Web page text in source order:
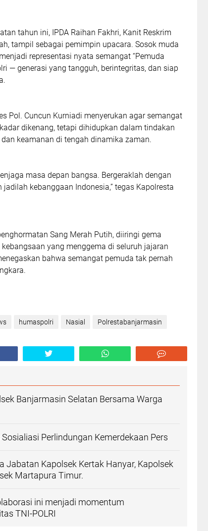
tahun ini, IPDA Raihan Fakhri, Kanit Reskrim
, tampil sebagai pemimpin upacara. Sosok muda
representasi nyata semangat “Pemuda
— generasi yang tangguh, berintegritas, dan siap
Pol. Cuncun Kurniadi menyerukan agar semangat
dikenang, tetapi dihidupkan dalam tindakan
keamanan di tengah dinamika zaman.
masa depan bangsa. Bergeraklah dengan
jadilah kebanggaan Indonesia,” tegas Kapolresta
Sang Merah Putih, diiringi gema
yang menggema di seluruh jajaran
bahwa semangat pemuda tak pernah
humaspolri Nasial Polrestabanjarmasin
Banjarmasin Selatan Bersama Warga
Perlindungan Kemerdekaan Pers
Jabatan Kapolsek Kertak Hanyar, Kapolsek
Martapura Timur.
ini menjadi momentum
TNI-POLRI